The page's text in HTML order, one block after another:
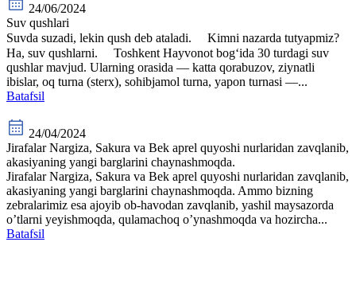
24/06/2024
Suv qushlari
Suvda suzadi, lekin qush deb ataladi. ⠀ Kimni nazarda tutyapmiz?
Ha, suv qushlarni. ⠀ Toshkent Hayvonot bog‘ida 30 turdagi suv
qushlar mavjud. Ularning orasida — katta qorabuzov, ziynatli
ibislar, oq turna (sterx), sohibjamol turna, yapon turnasi —...
Batafsil
24/04/2024
Jirafalar Nargiza, Sakura va Bek aprel quyoshi nurlaridan zavqlanib,
akasiyaning yangi barglarini chaynashmoqda.
Jirafalar Nargiza, Sakura va Bek aprel quyoshi nurlaridan zavqlanib,
akasiyaning yangi barglarini chaynashmoqda. Ammo bizning
zebralarimiz esa ajoyib ob-havodan zavqlanib, yashil maysazorda
o’tlarni yeyishmoqda, qulamachoq o’ynashmoqda va hozircha...
Batafsil